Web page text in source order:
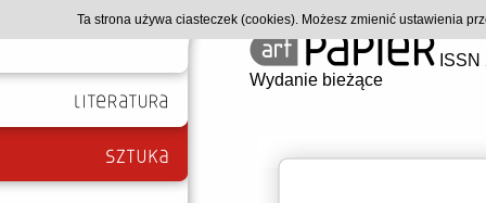
Wydanie bieżące
Ta strona używa ciasteczek (cookies). Możesz zmienić ustawienia